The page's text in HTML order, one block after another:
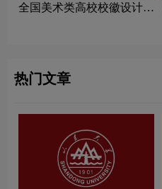
全国美术类高校校徽设计理
热门文章